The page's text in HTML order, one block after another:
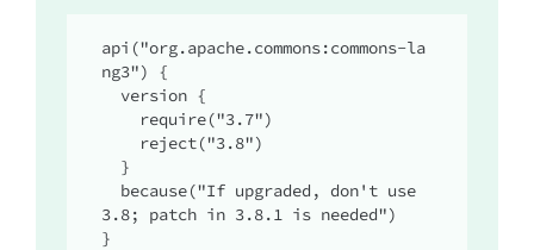
api("org.apache.commons:commons-la
ng3") {
3.8; patch in 3.8.1 is needed")
}